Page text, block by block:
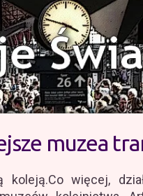
muzea
więcej,